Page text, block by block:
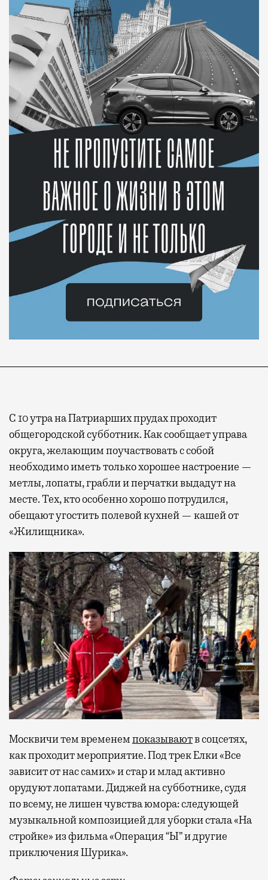
С 10 утра на Патриарших прудах проходит
общегородской субботник. Как сообщает управа
округа, желающим поучаствовать с собой
необходимо иметь только хорошее настроение —
метлы, лопаты, грабли и перчатки выдадут на
месте. Тех, кто особенно хорошо потрудился,
обещают угостить полевой кухней — кашей от
«Жилищника».
Москвичи тем временемпоказываютв соцсетях,
как проходит мероприятие. Под трек Елки «Все
зависит от нас самих» и стар и млад активно
орудуют лопатами. Диджей на субботнике, судя
по всему, не лишен чувства юмора: следующей
музыкальной композицией для уборки стала «На
стройке» из фильма «Операция “Ы” и другие
приключения Шурика».